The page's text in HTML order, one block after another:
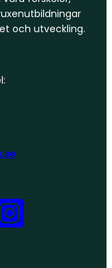
och utveckling.